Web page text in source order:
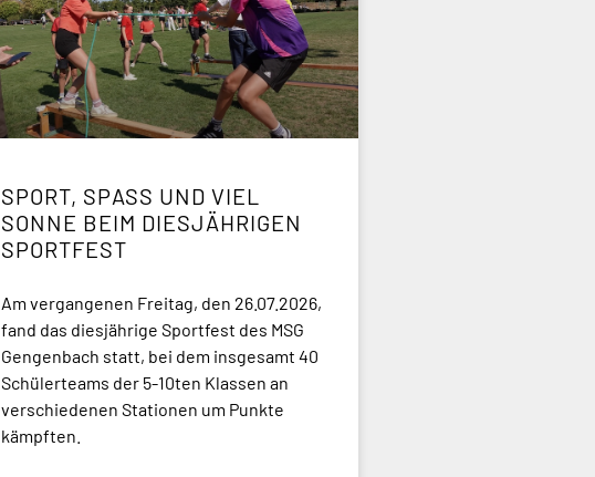
SPORT, SPASS UND VIEL S
ONNE BEIM DIESJÄHRIGEN S
PORTFEST
Am vergangenen Freitag, den 26.07.2026,
fand das diesjährige Sportfest des MSG
Gengenbach statt, bei dem insgesamt 40
Schülerteams der 5-10ten Klassen an
verschiedenen Stationen um Punkte
kämpften.